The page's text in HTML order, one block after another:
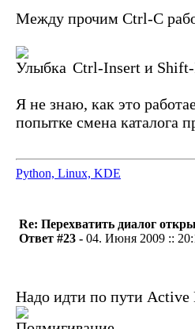
Между прочим Ctrl-C
Ctrl-Insert и
Я не знаю, как это
попытке смена каталога
Python, Linux, KDE
Re: Перехватить диалог
Ответ #23 - 04. Июня 2009 ::
Надо идти по пути Active